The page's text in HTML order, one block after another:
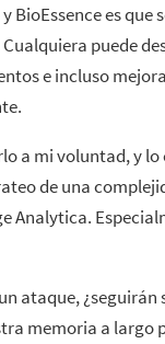
es
puede
e incluso
a mi voluntad, y
de una
Analytica.
ataque,
memoria a largo